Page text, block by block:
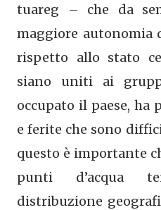
tuareg – che da
maggiore autonomia
rispetto allo stato
siano uniti ai
occupato il paese, ha
e ferite che sono
questo è importante
punti d’acqua
distribuzione